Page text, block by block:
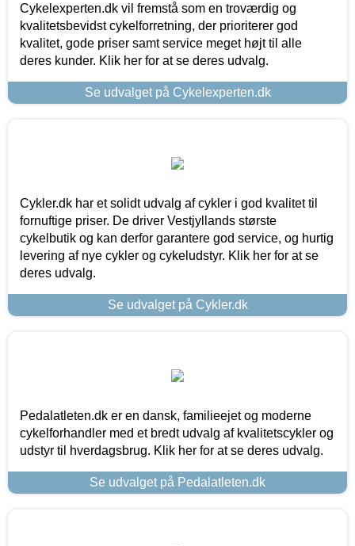
Cykelexperten.dk vil fremstå som en troværdig og
kvalitetsbevidst cykelforretning, der prioriterer god
kvalitet, gode priser samt service meget højt til alle
deres kunder. Klik her for at se deres udvalg.
Se udvalget på Cykelexperten.dk
Cykler.dk har et solidt udvalg af cykler i god kvalitet til
fornuftige priser. De driver Vestjyllands største
cykelbutik og kan derfor garantere god service, og hurtig
levering af nye cykler og cykeludstyr. Klik her for at se
deres udvalg.
Se udvalget på Cykler.dk
Pedalatleten.dk er en dansk, familieejet og moderne
cykelforhandler med et bredt udvalg af kvalitetscykler og
udstyr til hverdagsbrug. Klik her for at se deres udvalg.
Se udvalget på Pedalatleten.dk